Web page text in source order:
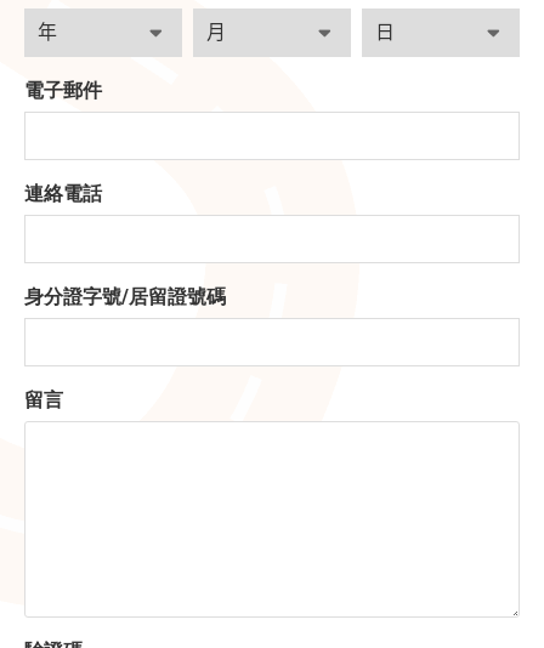
電子郵件
連絡電話
身分證字號/居留證號碼
留言